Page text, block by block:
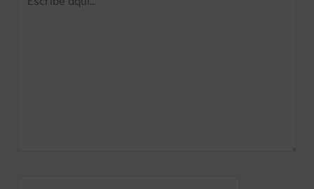
aquí...